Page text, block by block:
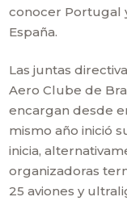
conocer Portugal
España.
Las juntas
Aero Clube de
encargan desde
mismo año inició
inicia,
organizadoras
25 aviones y